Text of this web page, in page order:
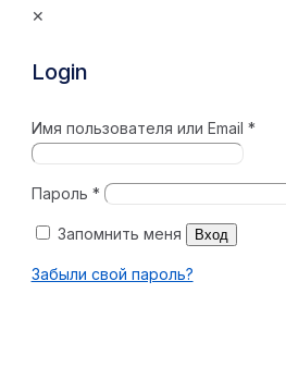
✕
Login
Имя пользователя или Email *
Пароль *
Запомнить меня Вход
Забыли свой пароль?